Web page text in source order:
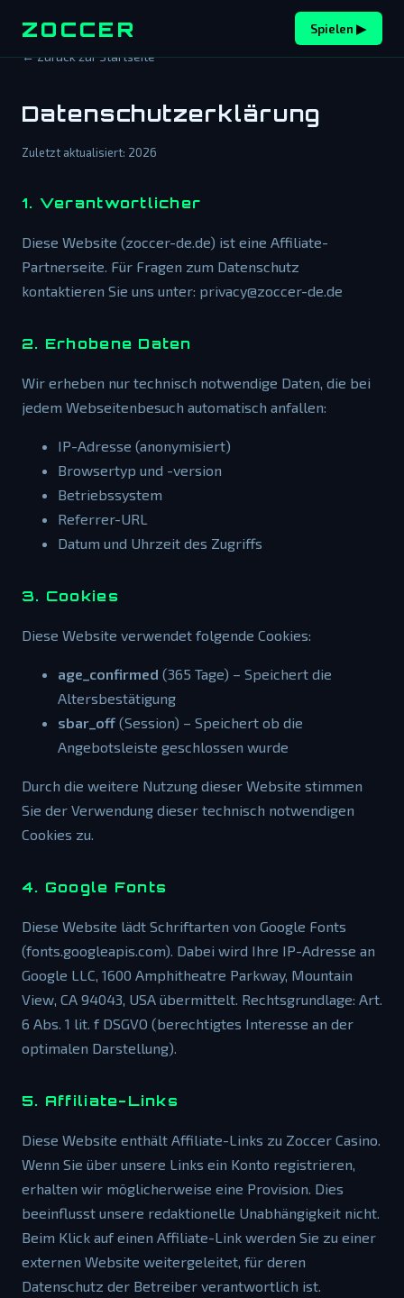
ZOCCER
Spielen ▶
← Zurück zur Startseite
Datenschutzerklärung
Zuletzt aktualisiert: 2026
1. Verantwortlicher
Diese Website (zoccer-de.de) ist eine Affiliate-
Partnerseite. Für Fragen zum Datenschutz
kontaktieren Sie uns unter: privacy@zoccer-de.de
2. Erhobene Daten
Wir erheben nur technisch notwendige Daten, die bei
jedem Webseitenbesuch automatisch anfallen:
IP-Adresse (anonymisiert)
Browsertyp und -version
Betriebssystem
Referrer-URL
Datum und Uhrzeit des Zugriffs
3. Cookies
Diese Website verwendet folgende Cookies:
age_confirmed (365 Tage) – Speichert die
Altersbestätigung
sbar_off (Session) – Speichert ob die
Angebotsleiste geschlossen wurde
Durch die weitere Nutzung dieser Website stimmen
Sie der Verwendung dieser technisch notwendigen
Cookies zu.
4. Google Fonts
Diese Website lädt Schriftarten von Google Fonts
(fonts.googleapis.com). Dabei wird Ihre IP-Adresse an
Google LLC, 1600 Amphitheatre Parkway, Mountain
View, CA 94043, USA übermittelt. Rechtsgrundlage: Art.
6 Abs. 1 lit. f DSGVO (berechtigtes Interesse an der
optimalen Darstellung).
5. Affiliate-Links
Diese Website enthält Affiliate-Links zu Zoccer Casino.
Wenn Sie über unsere Links ein Konto registrieren,
erhalten wir möglicherweise eine Provision. Dies
beeinflusst unsere redaktionelle Unabhängigkeit nicht.
Beim Klick auf einen Affiliate-Link werden Sie zu einer
externen Website weitergeleitet, für deren
Datenschutz der Betreiber verantwortlich ist.